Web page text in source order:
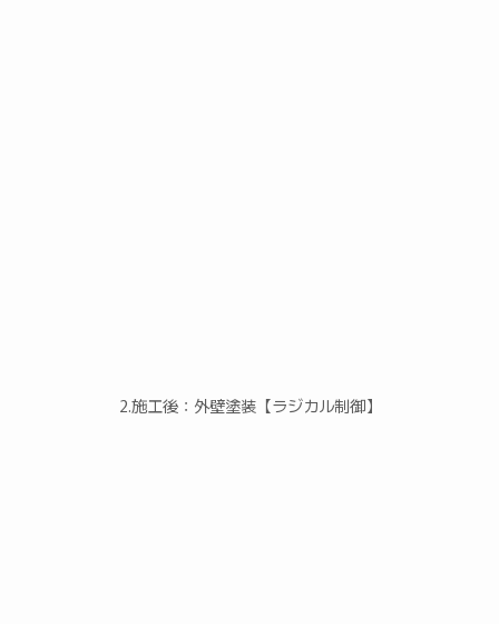
2.施工後：外壁塗装【ラジカル制御】